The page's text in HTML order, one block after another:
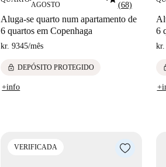
AGOSTO
(68)
Aluga-se quarto num apartamento de
6 quartos em Copenhaga
kr. 9345/mês
lock DEPÓSITO PROTEGIDO
+info
6
kr.
VERIFICADA